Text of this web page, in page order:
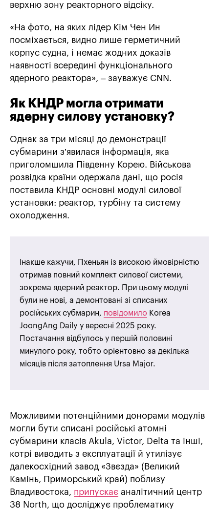
верхню зону реакторного відсіку.
«На фото, на яких лідер Кім Чен Ин
посміхається, видно лише герметичний
корпус судна, і немає жодних доказів
наявності всередині функціонального
ядерного реактора», – зауважує CNN.
Як КНДР могла отримати
ядерну силову установку?
Однак за три місяці до демонстрації
субмарини з’явилася інформація, яка
приголомшила Південну Корею. Військова
розвідка країни одержала дані, що росія
поставила КНДР основні модулі силової
установки: реактор, турбіну та систему
охолодження.
Інакше кажучи, Пхеньян із високою ймовірністю
отримав повний комплект силової системи,
зокрема ядерний реактор. При цьому модулі
були не нові, а демонтовані зі списаних
російських субмарин, повідомило Korea
JoongAng Daily у вересні 2025 року.
Постачання відбулось у першій половині
минулого року, тобто орієнтовно за декілька
місяців після затоплення Ursa Major.
Можливими потенційними донорами модулів
могли бути списані російські атомні
субмарини класів Akula, Victor, Delta та інші,
котрі виводить з експлуатації й утилізує
далекосхідний завод «Звєзда» (Великий
Камінь, Приморський край) поблизу
Владивостока, припускає аналітичний центр
38 North, що досліджує проблематику